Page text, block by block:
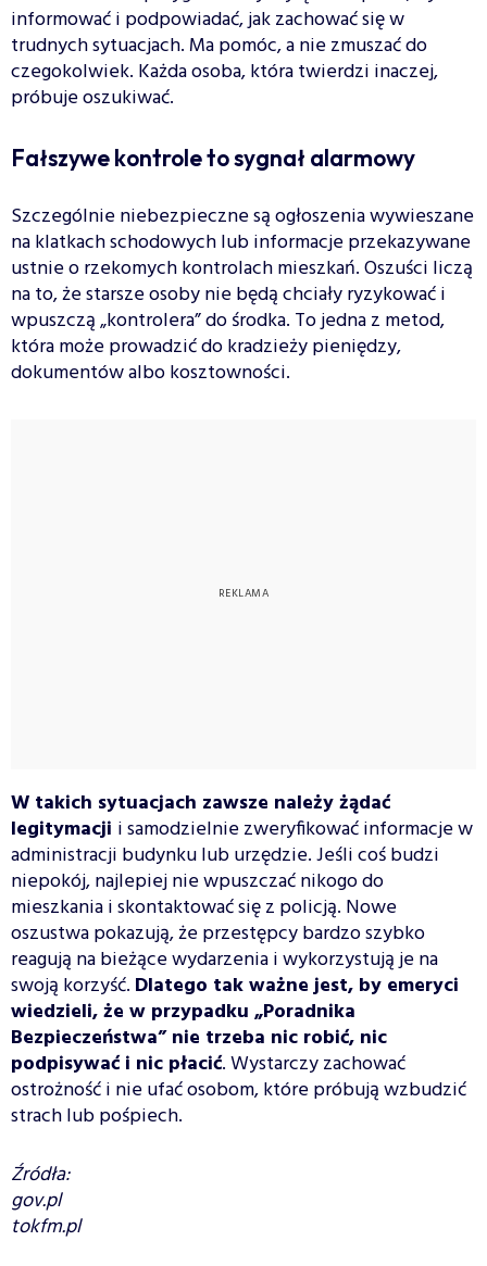
informować i podpowiadać, jak zachować się w
trudnych sytuacjach. Ma pomóc, a nie zmuszać do
czegokolwiek. Każda osoba, która twierdzi inaczej,
próbuje oszukiwać.
Fałszywe kontrole to sygnał alarmowy
Szczególnie niebezpieczne są ogłoszenia wywieszane
na klatkach schodowych lub informacje przekazywane
ustnie o rzekomych kontrolach mieszkań. Oszuści liczą
na to, że starsze osoby nie będą chciały ryzykować i
wpuszczą „kontrolera” do środka. To jedna z metod,
która może prowadzić do kradzieży pieniędzy,
dokumentów albo kosztowności.
W takich sytuacjach zawsze należy żądać
legitymacji i samodzielnie zweryfikować informacje w
administracji budynku lub urzędzie. Jeśli coś budzi
niepokój, najlepiej nie wpuszczać nikogo do
mieszkania i skontaktować się z policją. Nowe
oszustwa pokazują, że przestępcy bardzo szybko
reagują na bieżące wydarzenia i wykorzystują je na
swoją korzyść. Dlatego tak ważne jest, by emeryci
wiedzieli, że w przypadku „Poradnika
Bezpieczeństwa” nie trzeba nic robić, nic
podpisywać i nic płacić. Wystarczy zachować
ostrożność i nie ufać osobom, które próbują wzbudzić
strach lub pośpiech.
Źródła:
gov.pl
tokfm.pl